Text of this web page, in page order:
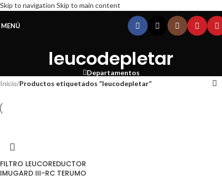
Skip to navigation Skip to main content
MENÚ
leucodepletar
Departamentos
Inicio/Productos etiquetados “leucodepletar”
FILTRO LEUCOREDUCTOR
IMUGARD III-RC TERUMO